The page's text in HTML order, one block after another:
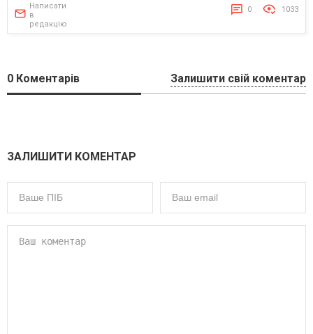
Написати
в
редакцію
0 1033
0 Коментарів Залишити свій коментар
ЗАЛИШИТИ КОМЕНТАР